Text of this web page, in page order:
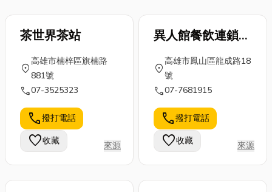
卻不知如何處
理的陳年舊
片美麗的土地
上，妥善處理
這些「甜蜜的
負擔」與享受
大自然同等重
要！如果處理
不當，不只影
響居住品質，
更可...
常被高溫、空
氣不流動、粉
堆積等問題困
影響員工的身
心，更直接衝
擊到生產力、
設備壽命，甚
至埋下工安隱
憂。別讓糟
糕...
汽車軸承壞掉
會怎樣呢?今天
一下有關汽車
汽車軸承損壞
原因，以及若
發現汽車軸承
異音能怎麼辦?
還有台南軸承
哪裡買?...
茶世界茶站
location_on
高雄市楠梓區旗楠路
881號
call07-3525323
call撥打電話
favorite收藏 來源
異人館餐飲連鎖事
業(五甲店)
location_on
高雄市鳳山區龍成路18
號
call07-7681915
call撥打電話
favorite收藏 來源